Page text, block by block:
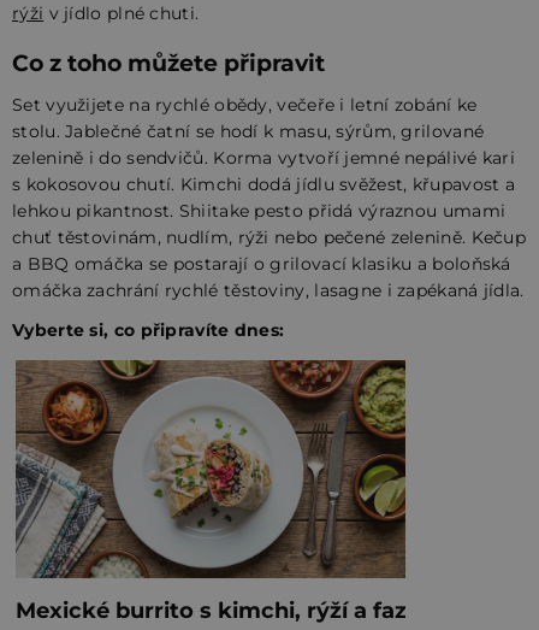
rýži v jídlo plné chuti.
Co z toho můžete připravit
Set využijete na rychlé obědy, večeře i letní zobání ke
stolu. Jablečné čatní se hodí k masu, sýrům, grilované
zelenině i do sendvičů. Korma vytvoří jemné nepálivé kari
s kokosovou chutí. Kimchi dodá jídlu svěžest, křupavost a
lehkou pikantnost. Shiitake pesto přidá výraznou umami
chuť těstovinám, nudlím, rýži nebo pečené zelenině. Kečup
a BBQ omáčka se postarají o grilovací klasiku a boloňská
omáčka zachrání rychlé těstoviny, lasagne i zapékaná jídla.
Vyberte si, co připravíte dnes: